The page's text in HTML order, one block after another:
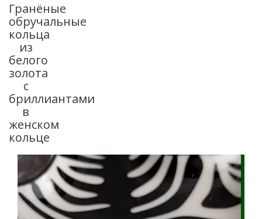
Гранёные
обручальные
кольца
из
белого
золота
с
бриллиантами
в
женском
кольце